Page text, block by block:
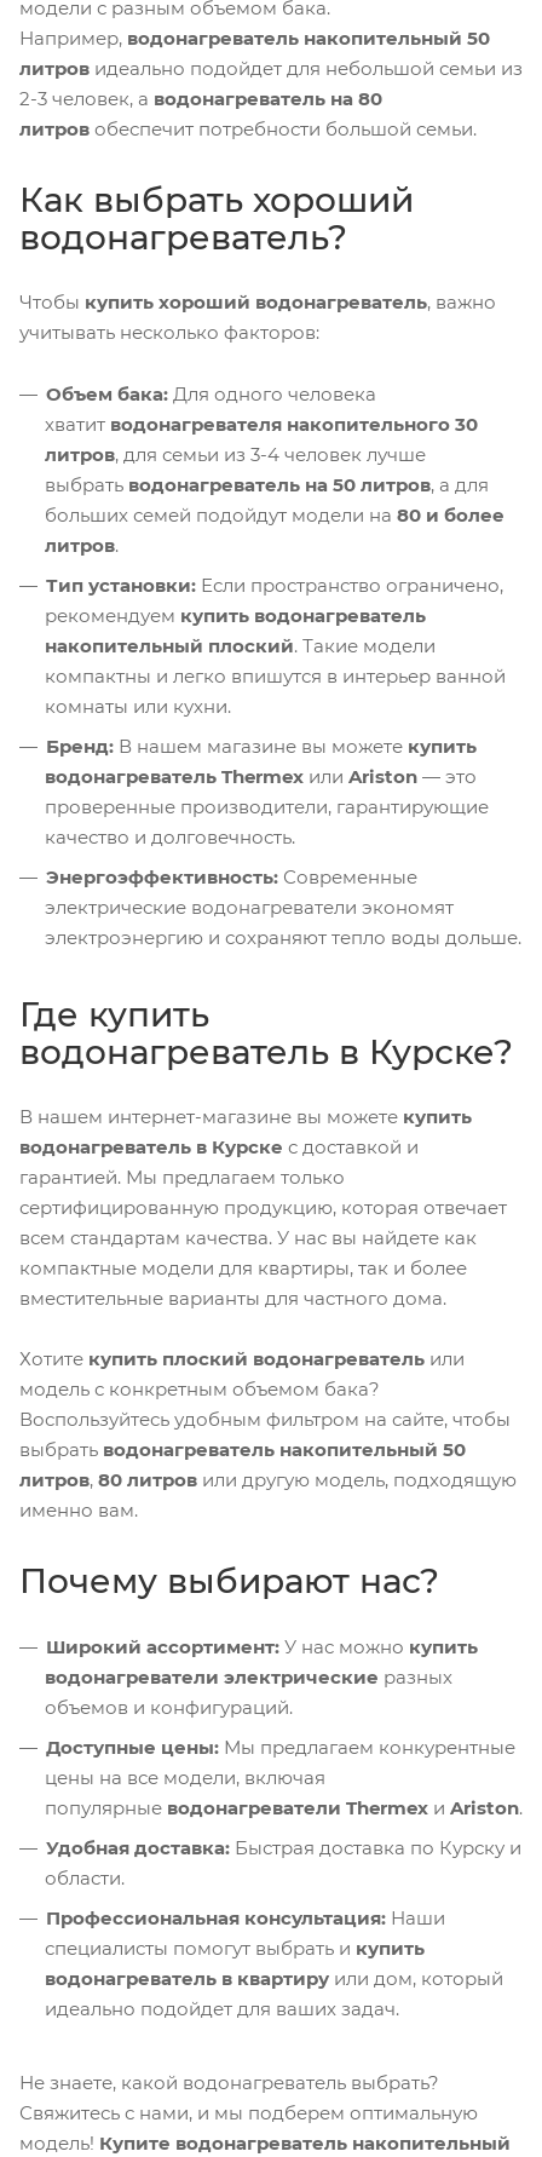
модели с разным объемом бака.
Например, водонагреватель накопительный 50
литров идеально подойдет для небольшой семьи из
2-3 человек, а водонагреватель на 80
литров обеспечит потребности большой семьи.
Как выбрать хороший
водонагреватель?
Чтобы купить хороший водонагреватель, важно
учитывать несколько факторов:
Объем бака: Для одного человека
хватит водонагревателя накопительного 30
литров, для семьи из 3-4 человек лучше
выбрать водонагреватель на 50 литров, а для
больших семей подойдут модели на 80 и более
литров.
Тип установки: Если пространство ограничено,
рекомендуем купить водонагреватель
накопительный плоский. Такие модели
компактны и легко впишутся в интерьер ванной
комнаты или кухни.
Бренд: В нашем магазине вы можете купить
водонагреватель Thermex или Ariston — это
проверенные производители, гарантирующие
качество и долговечность.
Энергоэффективность: Современные
электрические водонагреватели экономят
электроэнергию и сохраняют тепло воды дольше.
Где купить
водонагреватель в Курске?
В нашем интернет-магазине вы можете купить
водонагреватель в Курске с доставкой и
гарантией. Мы предлагаем только
сертифицированную продукцию, которая отвечает
всем стандартам качества. У нас вы найдете как
компактные модели для квартиры, так и более
вместительные варианты для частного дома.
Хотите купить плоский водонагреватель или
модель с конкретным объемом бака?
Воспользуйтесь удобным фильтром на сайте, чтобы
выбрать водонагреватель накопительный 50
литров, 80 литров или другую модель, подходящую
именно вам.
Почему выбирают нас?
Широкий ассортимент: У нас можно купить
водонагреватели электрические разных
объемов и конфигураций.
Доступные цены: Мы предлагаем конкурентные
цены на все модели, включая
популярные водонагреватели Thermex и Ariston.
Удобная доставка: Быстрая доставка по Курску и
области.
Профессиональная консультация: Наши
специалисты помогут выбрать и купить
водонагреватель в квартиру или дом, который
идеально подойдет для ваших задач.
Не знаете, какой водонагреватель выбрать?
Свяжитесь с нами, и мы подберем оптимальную
модель! Купите водонагреватель накопительный